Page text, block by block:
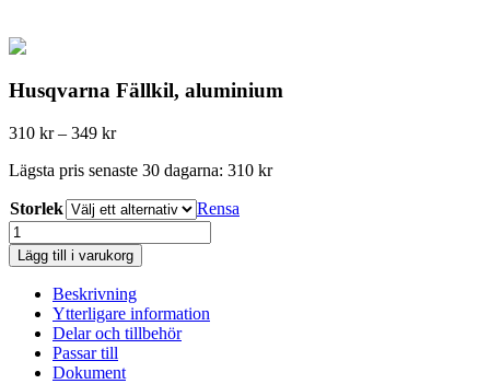
Husqvarna Fällkil, aluminium
310 kr – 349 krPrisintervall:
till
Lägsta pris senaste 30 dagarna: 310 kr
Storlek
Rensa
Husqvarna
Fällkil,
aluminium
mängd
Lägg till i varukorg
Beskrivning
Ytterligare information
Delar och tillbehör
Passar till
Dokument